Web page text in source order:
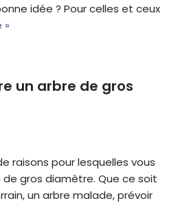
idée ? Pour celles et ceux
»
un arbre de gros
raisons pour lesquelles vous
gros diamètre. Que ce soit
un arbre malade, prévoir